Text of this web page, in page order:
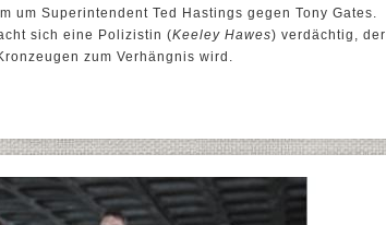
um Superintendent Ted Hastings gegen Tony Gates.
sich eine Polizistin (Keeley Hawes) verdächtig, der
zum Verhängnis wird.